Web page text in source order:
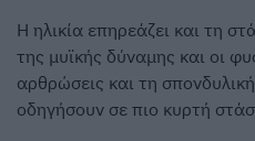
Η ηλικία επηρεάζει και τη
της μυϊκής δύναμης και οι
αρθρώσεις και τη
οδηγήσουν σε πιο κυρτή